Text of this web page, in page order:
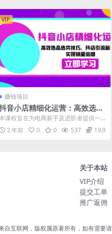
VIP
赚钱项目
音小店精细化运营：高效选品
选类技巧，抖店引流新玩法，实
现销量倍增
课程旨在为电商新手及进阶者提供一
套详尽的抖音店铺精细化运营策略。课
内容涵盖了...
2 年前 0 0 537 19.9
关于本站
VIP介绍
提交工单
推广返佣
互联网，版权属原著所有，如有需要